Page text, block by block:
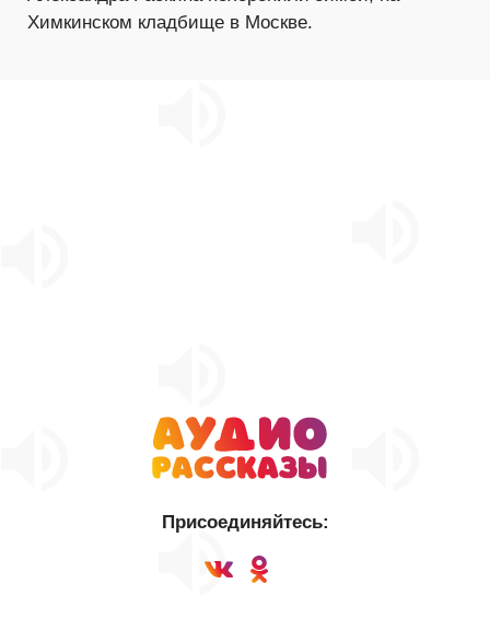
Химкинском кладбище в Москве.
Присоединяйтесь: